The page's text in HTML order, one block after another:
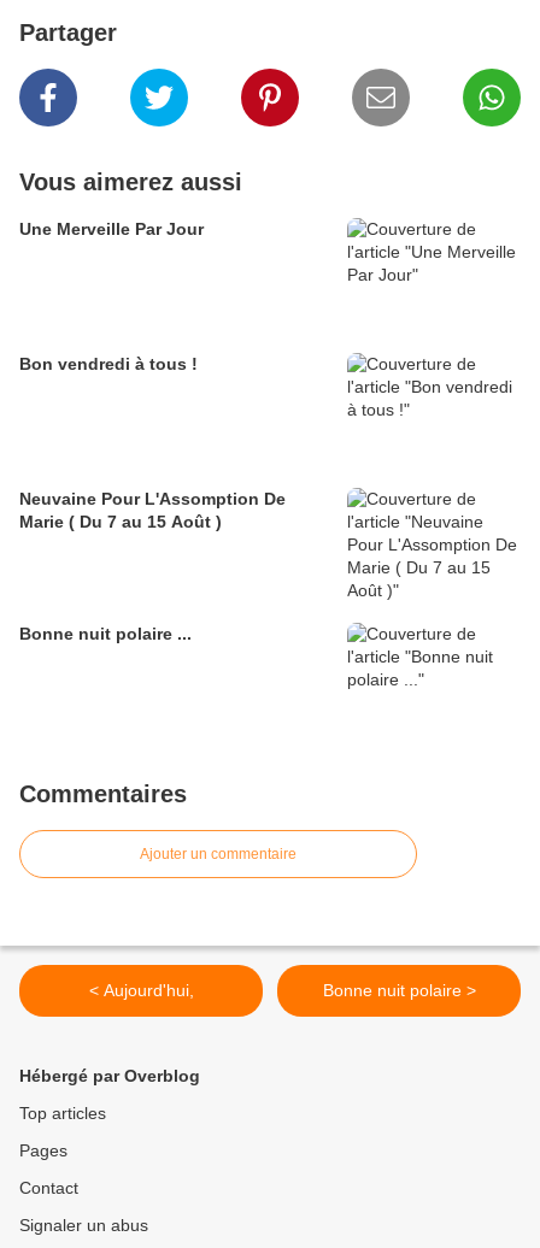
Partager
Vous aimerez aussi
Une Merveille Par Jour
Bon vendredi à tous !
Neuvaine Pour L'Assomption De
Marie ( Du 7 au 15 Août )
Bonne nuit polaire ...
Commentaires
Ajouter un commentaire
< Aujourd'hui, Bonne nuit polaire >
Hébergé par Overblog
Top articles
Pages
Contact
Signaler un abus